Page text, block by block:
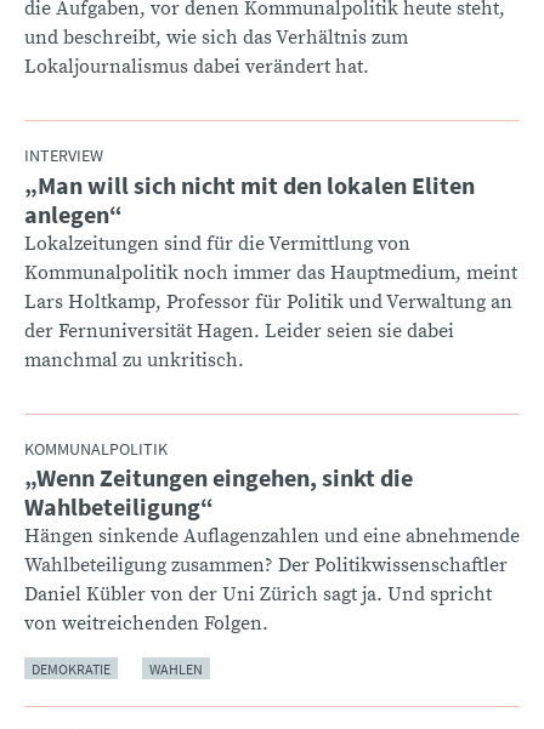
die Aufgaben, vor denen Kommunalpolitik heute steht,
und beschreibt, wie sich das Verhältnis zum
Lokaljournalismus dabei verändert hat.
INTERVIEW
:„Man will sich nicht mit den lokalen Eliten
anlegen“
Lokalzeitungen sind für die Vermittlung von
Kommunalpolitik noch immer das Hauptmedium, meint
Lars Holtkamp, Professor für Politik und Verwaltung an
der Fernuniversität Hagen. Leider seien sie dabei
manchmal zu unkritisch.
KOMMUNALPOLITIK
:„Wenn Zeitungen eingehen, sinkt die
Wahlbeteiligung“
Hängen sinkende Auflagenzahlen und eine abnehmende
Wahlbeteiligung zusammen? Der Politikwissenschaftler
Daniel Kübler von der Uni Zürich sagt ja. Und spricht
von weitreichenden Folgen.
DEMOKRATIE WAHLEN